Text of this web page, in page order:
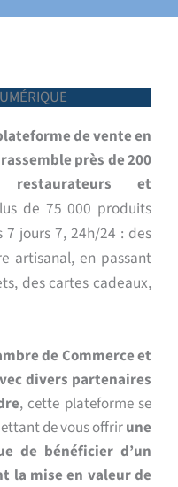
de vente en
près de 200
restaurateurs et
de 75 000 produits
jours 7, 24h/24 : des
artisanal, en passant
des cartes cadeaux,
de Commerce et
divers partenaires
, cette plateforme se
de vous offrirune
de bénéficier d’un
la mise en valeur de